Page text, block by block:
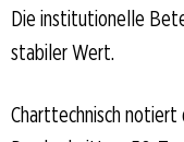
Die institutionelle
stabiler Wert.
Charttechnisch